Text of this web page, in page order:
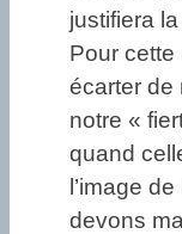
justifiera
Pour
écarter de
notre «
quand
l’image
devons